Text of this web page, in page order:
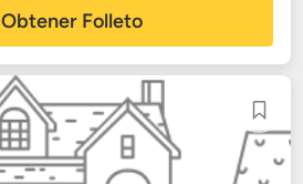
Obtener Folleto